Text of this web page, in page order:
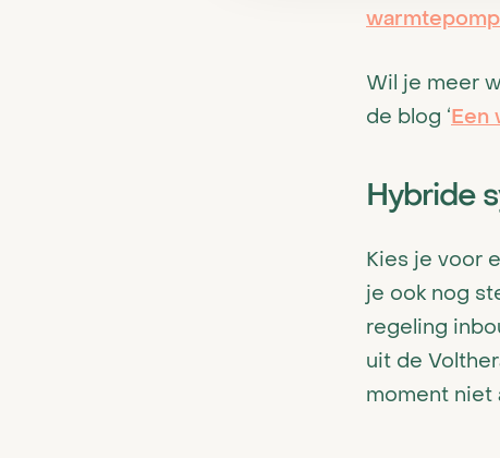
warmtepomp
Wil je meer
de blog ‘ Een
Hybride
Kies je voor
je ook nog
regeling
uit de
moment niet